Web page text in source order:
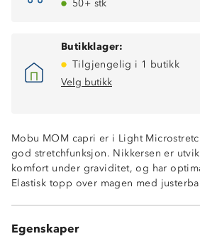
50+ stk
Butikklager:
Tilgjengelig i 1 butikk
Velg butikk
Mobu MOM capri er i Light
god stretchfunksjon. Nikkersen er
komfort under graviditet, og har
Elastisk topp over magen med
Egenskaper
Stikklommer
Nøkkellomme med glidelås
God stretch
Light Microstretch